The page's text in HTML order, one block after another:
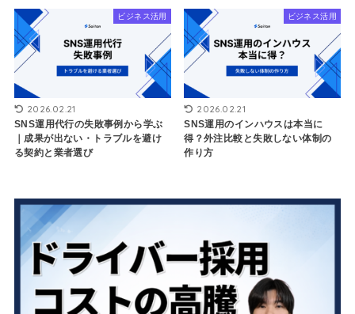
ビジネス活用
2026.02.21
SNS運用代行の失敗事例から学ぶ
｜成果が出ない・トラブルを避け
る契約と業者選び
ビジネス活用
2026.02.21
SNS運用のインハウスは本当に
得？外注比較と失敗しない体制の
作り方